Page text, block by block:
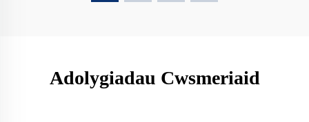
Adolygiadau Cwsmeriaid